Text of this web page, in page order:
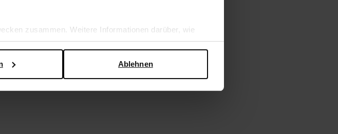
zusammen. Weitere Informationen darüber, wie
derSeite zur geschäftlichen Sicherheit und zum
Ablehnen